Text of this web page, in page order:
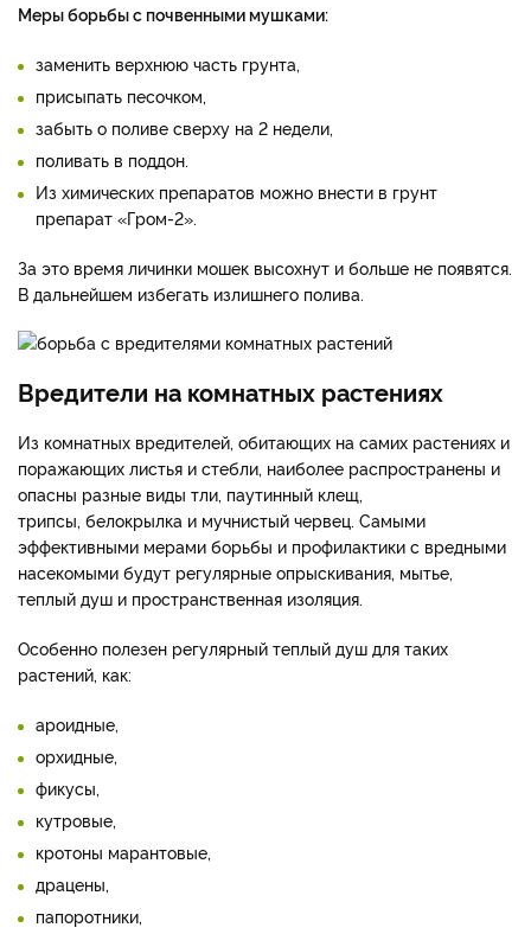
Меры борьбы с почвенными мушками:
заменить верхнюю часть грунта,
присыпать песочком,
забыть о поливе сверху на 2 недели,
поливать в поддон.
Из химических препаратов можно внести в грунт
препарат «Гром-2».
За это время личинки мошек высохнут и больше не появятся.
В дальнейшем избегать излишнего полива.
Вредители на комнатных растениях
Из комнатных вредителей, обитающих на самих растениях и
поражающих листья и стебли, наиболее распространены и
опасны разные виды тли, паутинный клещ,
трипсы, белокрылка и мучнистый червец. Самыми
эффективными мерами борьбы и профилактики с вредными
насекомыми будут регулярные опрыскивания, мытье,
теплый душ и пространственная изоляция.
Особенно полезен регулярный теплый душ для таких
растений, как:
ароидные,
орхидные,
фикусы,
кутровые,
кротоны марантовые,
драцены,
папоротники,